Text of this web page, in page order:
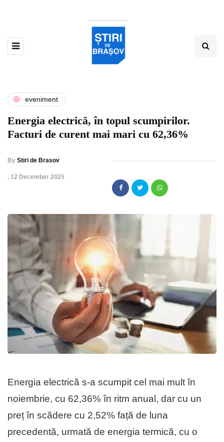
eveniment
Energia electrică, în topul scumpirilor.
Facturi de curent mai mari cu 62,36%
By Stiri de Brasov
, 12 December 2025
Energia electrică s-a scumpit cel mai mult în
noiembrie, cu 62,36% în ritm anual, dar cu un
preț în scădere cu 2,52% față de luna
precedentă, urmată de energia termică, cu o